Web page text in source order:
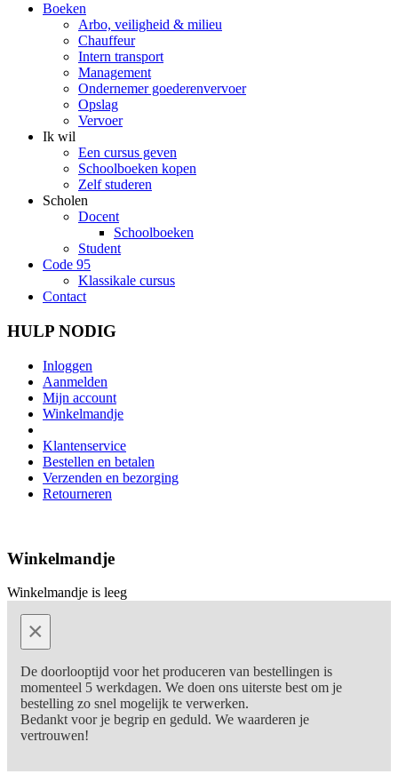
Boeken
Arbo, veiligheid & milieu
Chauffeur
Intern transport
Management
Ondernemer goederenvervoer
Opslag
Vervoer
Ik wil
Een cursus geven
Schoolboeken kopen
Zelf studeren
Scholen
Docent
Schoolboeken
Student
Code 95
Klassikale cursus
Contact
HULP NODIG
Inloggen
Aanmelden
Mijn account
Winkelmandje
Klantenservice
Bestellen en betalen
Verzenden en bezorging
Retourneren
Winkelmandje
Winkelmandje is leeg
×
De doorlooptijd voor het produceren van bestellingen is
momenteel 5 werkdagen. We doen ons uiterste best om je
bestelling zo snel mogelijk te verwerken.
Bedankt voor je begrip en geduld. We waarderen je
vertrouwen!